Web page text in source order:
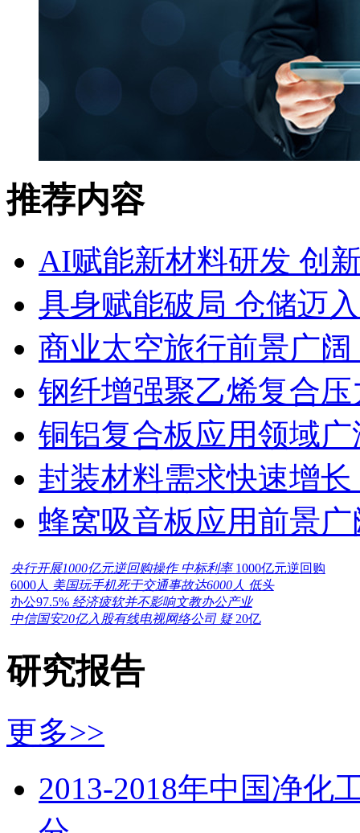
推荐内容
AI赋能新材料研发 创
具身赋能破局 仓储迈
商业太空旅行前景广
钢纤增强聚乙烯复合
铜铝复合板应用领域
封装材料需求快速增
蜂窝吸音板应用前景
央行开展1000亿元逆回购操作 中标利率 1000亿元逆回购
6000人 美国玩手机死于交通事故达6000人 低头
办公97.5% 经济疲软并不影响文教办公产业
中信国安20亿入股有线电视网络公司 疑 20亿
研究报告
更多>>
2013-2018年中国净化